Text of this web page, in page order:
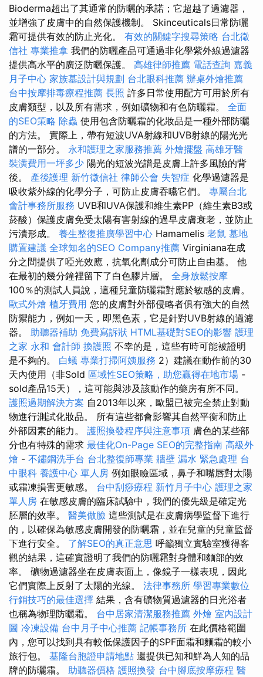
Bioderma超出了其通常的防曬的承諾；它超越了過濾器，
並增強了皮膚中的自然保護機制。 Skinceuticals日常防曬
霜可提供有效的防止光化。 有效的關鍵字搜尋策略 台北徵
信社 專業推拿 我們的防曬產品可通過非化學紫外線過濾器
提供高水平的廣泛防曬保護。 高雄律師推薦 電話查詢 嘉義
月子中心 家族墓設計與規劃 台北眼科推薦 辦桌外燴推薦
台中按摩排毒療程推薦 長照 許多日常使用配方可用於所有
皮膚類型，以及所有需求，例如礦物和有色防曬霜。 全面
的SEO策略 除蟲 使用包含防曬霜的化妝品是一種外部防曬
的方法。 實際上，帶有短波UVA射線和UVB射線的陽光光
譜的一部分。 永和護理之家服務推薦 外燴擺盤 高雄牙醫
裝潢費用一坪多少 陽光的短波光譜是皮膚上許多風險的背
後。 產後護理 新竹徵信社 律師公會 失智症 化學過濾器是
吸收紫外線的化學分子，可防止皮膚吞嚥它們。 專屬台北
會計事務所服務 UVB和UVA保護和維生素PP（維生素B3或
菸酸）保護皮膚免受太陽有害射線的過早皮膚衰老，並防止
污漬形成。 養生整復推廣學習中心 Hamamelis 老鼠 墓地
購置建議 全球知名的SEO Company推薦 Virginiana在成
分之間提供了啞光效應，抗氧化劑成分可防止自由基。 他
在最初的幾分鐘裡留下了白色膠片層。 全身放鬆按摩
100％的測試人員說，這種兒童防曬霜對應於敏感的皮膚。
歐式外燴 植牙費用 您的皮膚對外部侵略者俱有強大的自然
防禦能力，例如一天，即黑色素，它是針對UVB射線的過濾
器。 助聽器補助 免費寫訴狀 HTML基礎對SEO的影響 護理
之家 永和 會計師 換護照 不幸的是，這些有時可能被證明
是不夠的。 白蟻 專業打掃阿姨服務 2）建議在動作前的30
天內使用（非Sold 區域性SEO策略，助您贏得在地市場 -
sold產品15天），這可能與涉及該動作的藥房有所不同。
護照過期解決方案 自2013年以來，歐盟已被完全禁止對動
物進行測試化妝品。 所有這些都會影響其自然平衡和防止
外部因素的能力。 護照換發程序與注意事項 膚色的某些部
分也有特殊的需求 最佳化On-Page SEO的完整指南 高級外
燴 - 不鏽鋼洗手台 台北整復師專業 牆壁 漏水 緊急處理 台
中眼科 養護中心 單人房 例如眼瞼區域，鼻子和嘴唇對太陽
或霜凍損害更敏感。 台中刮痧療程 新竹月子中心 護理之家
單人房 在敏感皮膚的臨床試驗中，我們的優先級是確定光
胚層的效率。 醫美做臉 這些測試是在皮膚病學監督下進行
的，以確保為敏感皮膚開發的防曬霜，並在兒童的兒童監督
下進行安全。 了解SEO的真正意思 呼籲獨立實驗室獲得客
觀的結果，這確實證明了我們的防曬霜對身體和麵部的效
率。 礦物過濾器坐在皮膚表面上，像鏡子一樣表現，因此
它們實際上反射了太陽的光線。 法律事務所 學習專業數位
行銷技巧的最佳選擇 結果，含有礦物質過濾器的日光浴者
也稱為物理防曬霜。 台中居家清潔服務推薦 外燴 室內設計
圖 冷凍設備 台中月子中心推薦 記帳事務所 在此價格範圍
內，您可以找到具有較低保護因子的SPF面霜和麵霜的較小
旅行包。 基隆台胞證申請地點 還提供已知和鮮為人知的品
牌的防曬霜。 助聽器價格 護照換發 台中腳底按摩療程 醫